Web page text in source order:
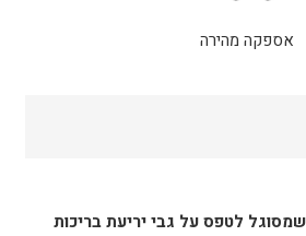
אספקה מהירה
לטפס על גבי יריעת בריכות